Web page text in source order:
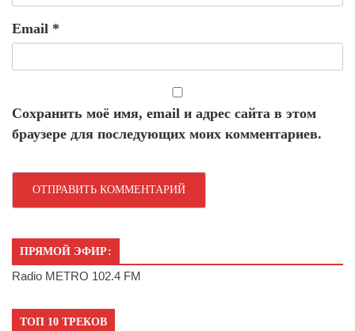
Email *
Сохранить моё имя, email и адрес сайта в этом
браузере для последующих моих комментариев.
ПРЯМОЙ ЭФИР:
Radio METRO 102.4 FM
ТОП 10 ТРЕКОВ